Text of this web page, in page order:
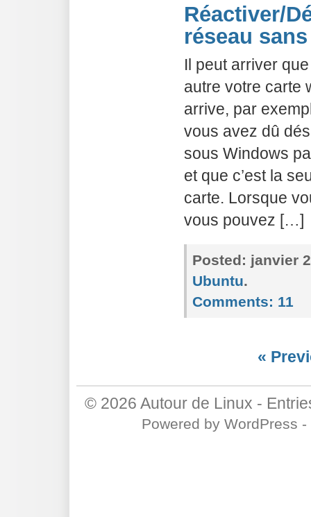
Réactiver/
réseau
Il peut arriver
autre votre carte
arrive, par
vous avez dû
sous Windows
et que c’est la
carte. Lorsque
vous pouvez […]
Posted: janvier
Ubuntu.
Comments: 11
«
© 2026 Autour de Linux -
Powered by WordPress -